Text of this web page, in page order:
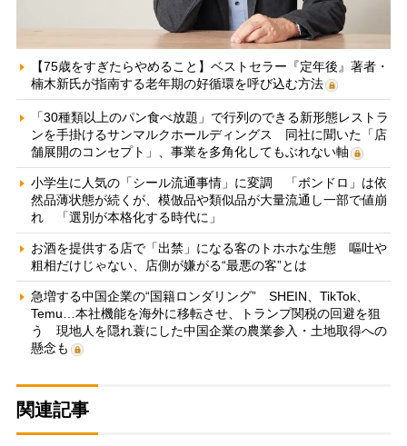
【75歳をすぎたらやめること】ベストセラー『定年後』著者・
楠木新氏が指南する老年期の好循環を呼び込む方法
「30種類以上のパン食べ放題」で行列のできる新形態レストラ
ンを手掛けるサンマルクホールディングス 同社に聞いた「店
舗展開のコンセプト」、事業を多角化してもぶれない軸
小学生に人気の「シール流通事情」に変調 「ボンドロ」は依
然品薄状態が続くが、模倣品や類似品が大量流通し一部で値崩
れ 「選別が本格化する時代に」
お酒を提供する店で「出禁」になる客のトホホな生態 嘔吐や
粗相だけじゃない、店側が嫌がる“最悪の客”とは
急増する中国企業の“国籍ロンダリング” SHEIN、TikTok、
Temu…本社機能を海外に移転させ、トランプ関税の回避を狙
う 現地人を隠れ蓑にした中国企業の農業参入・土地取得への
懸念も
関連記事